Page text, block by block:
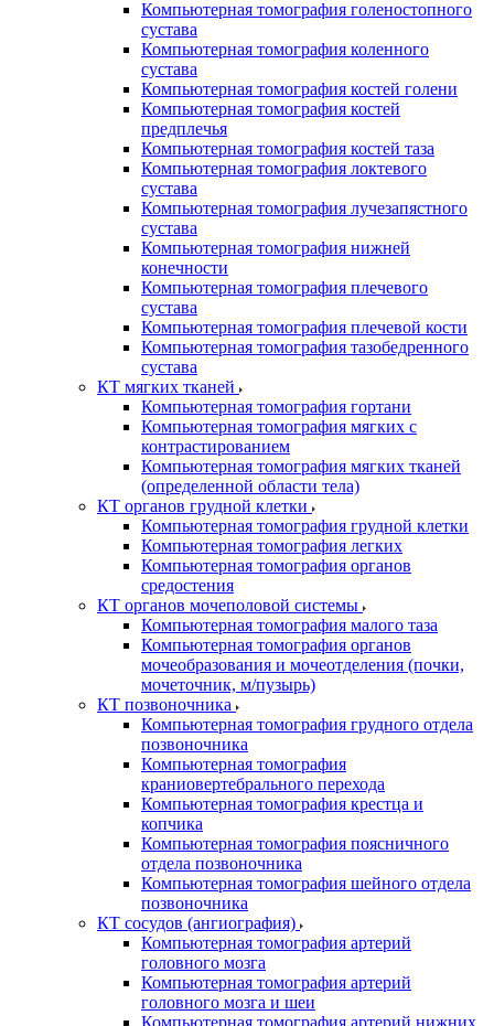
Компьютерная томография голеностопного
сустава
Компьютерная томография коленного
сустава
Компьютерная томография костей голени
Компьютерная томография костей
предплечья
Компьютерная томография костей таза
Компьютерная томография локтевого
сустава
Компьютерная томография лучезапястного
сустава
Компьютерная томография нижней
конечности
Компьютерная томография плечевого
сустава
Компьютерная томография плечевой кости
Компьютерная томография тазобедренного
сустава
КТ мягких тканей
Компьютерная томография гортани
Компьютерная томография мягких с
контрастированием
Компьютерная томография мягких тканей
(определенной области тела)
КТ органов грудной клетки
Компьютерная томография грудной клетки
Компьютерная томография легких
Компьютерная томография органов
средостения
КТ органов мочеполовой системы
Компьютерная томография малого таза
Компьютерная томография органов
мочеобразования и мочеотделения (почки,
мочеточник, м/пузырь)
КТ позвоночника
Компьютерная томография грудного отдела
позвоночника
Компьютерная томография
краниовертебрального перехода
Компьютерная томография крестца и
копчика
Компьютерная томография поясничного
отдела позвоночника
Компьютерная томография шейного отдела
позвоночника
КТ сосудов (ангиография)
Компьютерная томография артерий
головного мозга
Компьютерная томография артерий
головного мозга и шеи
Компьютерная томография артерий нижних